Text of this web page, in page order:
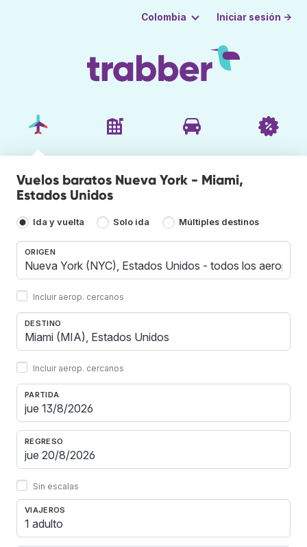
Colombia Iniciar sesión →
Vuelos baratos Nueva York - Miami,
Estados Unidos
Ida y vuelta Solo ida Múltiples destinos
ORIGEN
Incluir aerop. cercanos
DESTINO
Incluir aerop. cercanos
PARTIDA
REGRESO
Sin escalas
VIAJEROS
1 adulto